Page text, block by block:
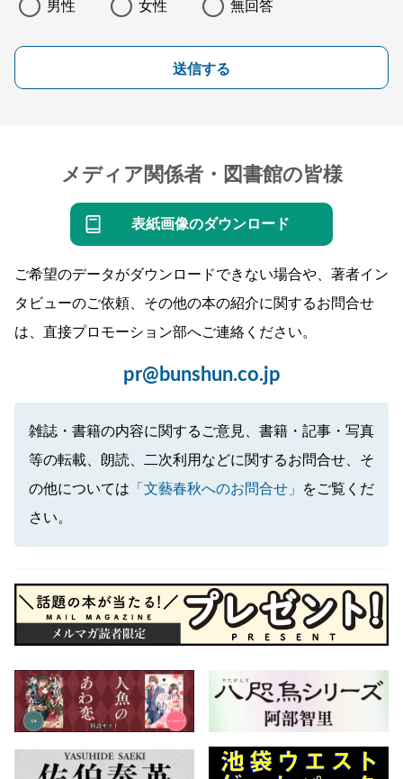
男性 女性 無回答
送信する
メディア関係者・図書館の皆様
表紙画像のダウンロード
ご希望のデータがダウンロードできない場合や、著者イン
タビューのご依頼、その他の本の紹介に関するお問合せ
は、直接プロモーション部へご連絡ください。
pr@bunshun.co.jp
雑誌・書籍の内容に関するご意見、書籍・記事・写真
等の転載、朗読、二次利用などに関するお問合せ、そ
の他については 「文藝春秋へのお問合せ」
をご覧くだ
さい。